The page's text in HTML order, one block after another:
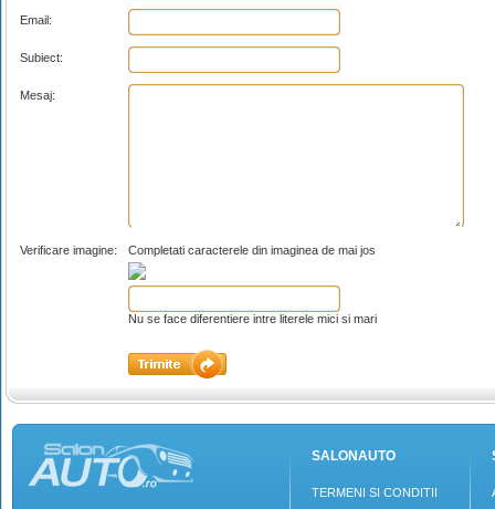
Email:
Subiect:
Mesaj:
Verificare imagine: Completati caracterele din imaginea de mai jos
Nu se face diferentiere intre literele mici si mari
SALONAUTO
TERMENI SI CONDITII